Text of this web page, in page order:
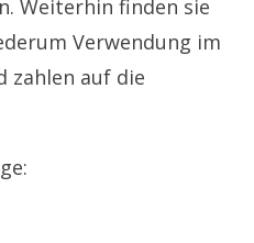
Weiterhin finden sie
Verwendung im
zahlen auf die